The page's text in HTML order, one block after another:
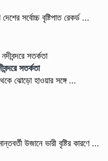
সর্বোচ্চ বৃষ্টিপাত রেকর্ড ...
সতর্কতা
ঝোড়ো হাওয়ার সঙ্গে ...
উজানে ভারী বৃষ্টির কারণে ...